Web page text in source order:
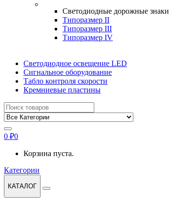
Светодиодные дорожные знаки
Типоразмер II
Типоразмер III
Типоразмер IV
Светодиодное освещение LED
Сигнальное оборудование
Табло контроля скорости
Кремниевые пластины
Найти:
0 ₽0
Корзина пуста.
Категории
КАТАЛОГ